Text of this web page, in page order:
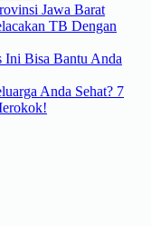
Jawa Barat
TB Dengan
Anda Sehat? 7